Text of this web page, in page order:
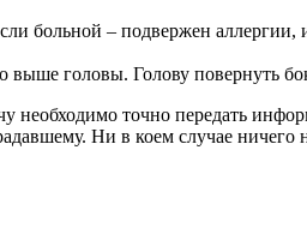
больной – подвержен аллергии,
выше головы. Голову повернуть
необходимо точно передать
Ни в коем случае ничего